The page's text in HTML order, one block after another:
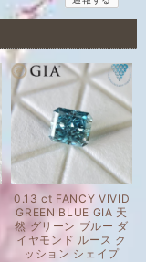
0.13 ct FANCY VIVID
GREEN BLUE GIA 天
然 グリーン ブルー ダ
イヤモンド ルース ク
ッション シェイプ